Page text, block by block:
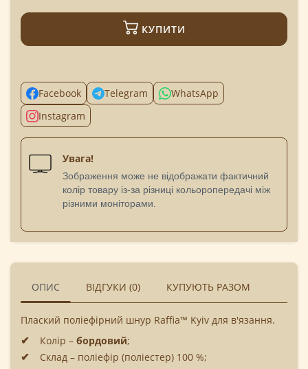
КУПИТИ
Facebook Telegram
WhatsApp
Instagram
Увага!
Зображення може не відображати фактичний
колір товару із-за різниці кольоропередачі між
різними моніторами.
ОПИС ВІДГУКИ (0) КУПУЮТЬ РАЗОМ
Плаский поліефірний шнур Raffia™ Kyiv для в'язання.
Колір – бордовий;
Склад – поліефір (поліестер) 100 %;